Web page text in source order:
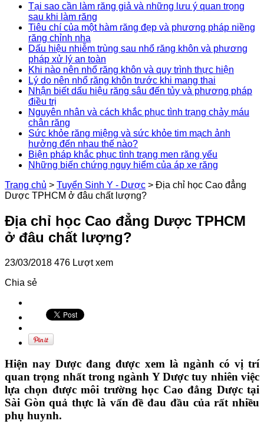
Tại sao cần làm răng giả và những lưu ý quan trọng
sau khi làm răng
Tiêu chí của một hàm răng đẹp và phương pháp niềng
răng chỉnh nha
Dấu hiệu nhiễm trùng sau nhổ răng khôn và phương
pháp xử lý an toàn
Khi nào nên nhổ răng khôn và quy trình thực hiện
Lý do nên nhổ răng khôn trước khi mang thai
Nhận biết dấu hiệu răng sâu đến tủy và phương pháp
điều trị
Nguyên nhân và cách khắc phục tình trạng chảy máu
chân răng
Sức khỏe răng miệng và sức khỏe tim mạch ảnh
hưởng đến nhau thế nào?
Biện pháp khắc phục tình trạng men răng yếu
Những biến chứng nguy hiểm của áp xe răng
Trang chủ > Tuyển Sinh Y - Dược > Địa chỉ học Cao đẳng
Dược TPHCM ở đâu chất lượng?
Địa chỉ học Cao đẳng Dược TPHCM
ở đâu chất lượng?
23/03/2018 476 Lượt xem
Chia sẻ
Hiện nay Dược đang được xem là ngành có vị trí
quan trọng nhất trong ngành Y Dược tuy nhiên việc
lựa chọn được môi trường học Cao đẳng Dược tại
Sài Gòn quả thực là vấn đề đau đầu của rất nhiều
phụ huynh.